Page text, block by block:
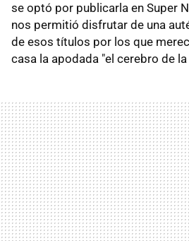
se optó por publicarla en Super
nos permitió disfrutar de una
de esos títulos por los que
casa la apodada "el cerebro de la